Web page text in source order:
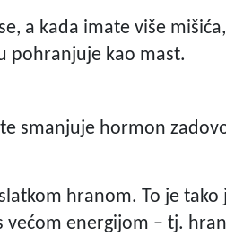
a kada imate više
pohranjuje kao mast.
smanjuje hormon
hranom. To je tako
energijom – tj.